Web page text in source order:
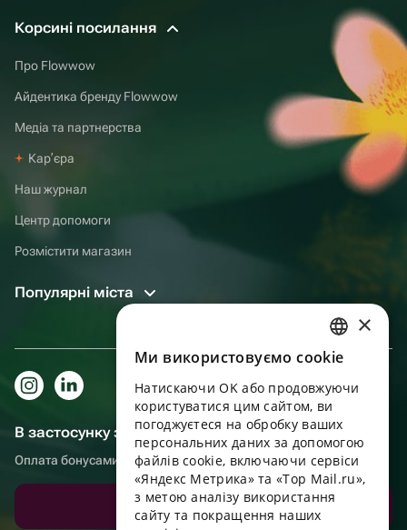
Корсині посилання
Про Flowwow
Айдентика бренду Flowwow
Медіа та партнерства
Карʼєра
Наш журнал
Центр допомоги
Розмістити магазин
Популярні міста
В застосунку зручніше!
Оплата бонусами, самовивіз, зручний чат підтримки
Завантажити додаток
RUSSIAN
ENGLISH
UKRAINIAN
PORTUGUESE
SPANISH
HUNGARIAN
×
Ми використовуємо cookie
Натискаючи OK або продовжуючи
користуватися цим сайтом, ви
погоджуєтеся на обробку ваших
персональних даних за допомогою
файлів cookie, включаючи сервіси
«Яндекс Метрика» та «Top Mail.ru»,
з метою аналізу використання
сайту та покращення наших